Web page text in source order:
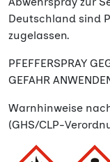
Deutschland sind
zugelassen.
PFEFFERSPRAY
GEFAHR
Warnhinweise
(GHS/CLP-